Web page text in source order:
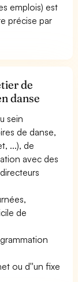
emplois) est
précise par
de
danse
sein
de danse,
...), de
avec des
de
ou d''un fixe